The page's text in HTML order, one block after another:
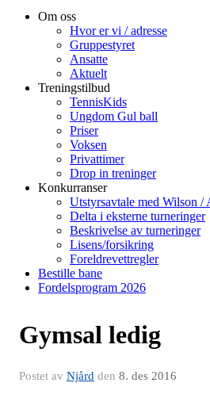
Om oss
Hvor er vi / adresse
Gruppestyret
Ansatte
Aktuelt
Treningstilbud
TennisKids
Ungdom Gul ball
Priser
Voksen
Privattimer
Drop in treninger
Konkurranser
Utstyrsavtale med Wilson /
Delta i eksterne turneringer
Beskrivelse av turneringer
Lisens/forsikring
Foreldrevettregler
Bestille bane
Fordelsprogram 2026
Gymsal ledig
Postet av Njård den 8. des 2016